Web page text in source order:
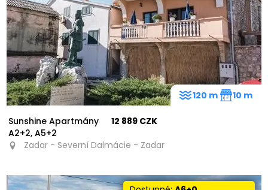
Sunshine Apartmány
A2+2, A5+2
12 889 CZK
Zadar - Severní Dalmácie - Zadar
120 m 10 m